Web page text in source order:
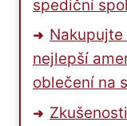
spediční
Nakupujte
nejlepší
oblečení na